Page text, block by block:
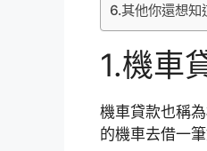
6.其他你還想知
1.機車
機車貸款也稱
的機車去借一